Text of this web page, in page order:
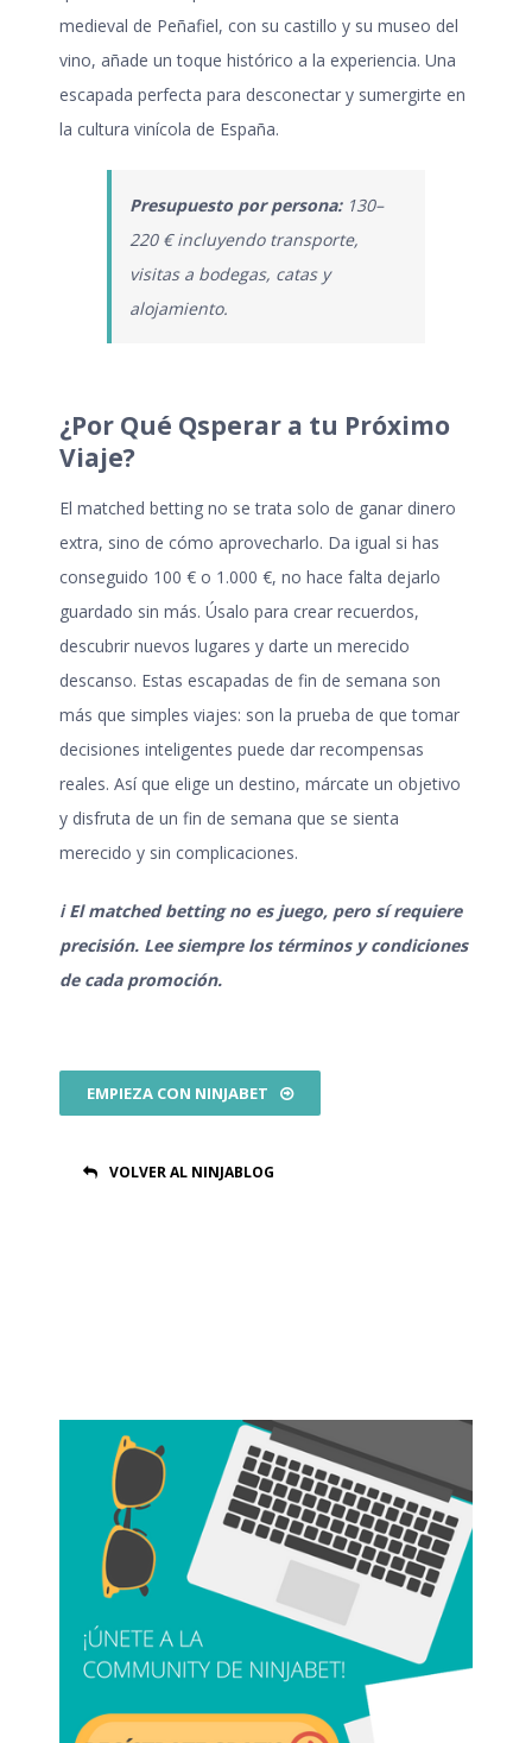
medieval de Peñafiel, con su castillo y su museo del
vino, añade un toque histórico a la experiencia. Una
escapada perfecta para desconectar y sumergirte en
la cultura vinícola de España.
Presupuesto por persona:130–
220 € incluyendo transporte,
visitas a bodegas, catas y
alojamiento.
¿Por Qué Qsperar a tu Próximo
Viaje?
El matched betting no se trata solo de ganar dinero
extra, sino de cómo aprovecharlo. Da igual si has
conseguido 100 € o 1.000 €, no hace falta dejarlo
guardado sin más. Úsalo para crear recuerdos,
descubrir nuevos lugares y darte un merecido
descanso. Estas escapadas de fin de semana son
más que simples viajes: son la prueba de que tomar
decisiones inteligentes puede dar recompensas
reales. Así que elige un destino, márcate un objetivo
y disfruta de un fin de semana que se sienta
merecido y sin complicaciones.
ℹ️ El matched betting no es juego, pero sí requiere
precisión. Lee siempre los términos y condiciones
de cada promoción.
EMPIEZA CON NINJABET
VOLVER AL NINJABLOG